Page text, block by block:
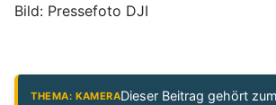
Bild: Pressefoto DJI
THEMA: KAMERADieser Beitrag gehört